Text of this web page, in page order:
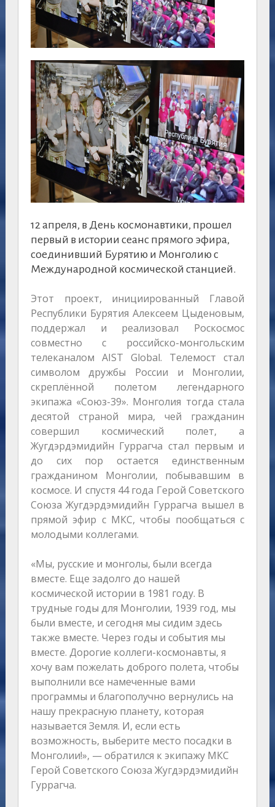
12 апреля, в День космонавтики, прошел
первый в истории сеанс прямого эфира,
соединивший Бурятию и Монголию с
Международной космической станцией.
Этот проект, инициированный Главой
Республики Бурятия Алексеем Цыденовым,
поддержал и реализовал Роскосмос
совместно с российско-монгольским
телеканалом AIST Global. Телемост стал
символом дружбы России и Монголии,
скреплённой полетом легендарного
экипажа «Союз-39». Монголия тогда стала
десятой страной мира, чей гражданин
совершил космический полет, а
Жугдэрдэмидийн Гуррагча стал первым и
до сих пор остается единственным
гражданином Монголии, побывавшим в
космосе. И спустя 44 года Герой Советского
Союза Жугдэрдэмидийн Гуррагча вышел в
прямой эфир с МКС, чтобы пообщаться с
молодыми коллегами.
«Мы, русские и монголы, были всегда
вместе. Еще задолго до нашей
космической истории в 1981 году. В
трудные годы для Монголии, 1939 год, мы
были вместе, и сегодня мы сидим здесь
также вместе. Через годы и события мы
вместе. Дорогие коллеги-космонавты, я
хочу вам пожелать доброго полета, чтобы
выполнили все намеченные вами
программы и благополучно вернулись на
нашу прекрасную планету, которая
называется Земля. И, если есть
возможность, выберите место посадки в
Монголии!», — обратился к экипажу МКС
Герой Советского Союза Жугдэрдэмидийн
Гуррагча.